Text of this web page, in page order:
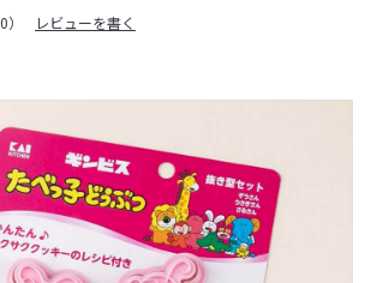
） レビューを書く